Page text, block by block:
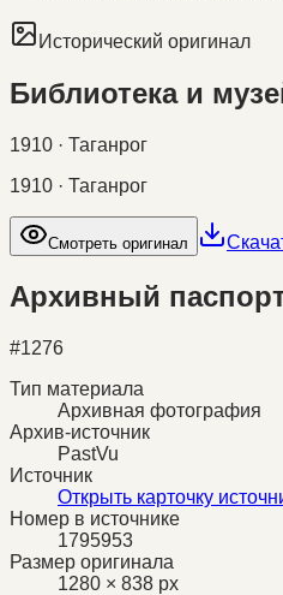
Исторический оригинал
Библиотека и
1910 · Таганрог
1910 · Таганрог
Смотреть оригинал
Архивный
#1276
Тип материала
Архивная фотография
Архив-источник
PastVu
Источник
Открыть карточку
Номер в источнике
1795953
Размер оригинала
1280 × 838 px